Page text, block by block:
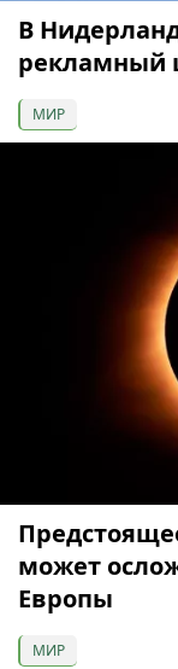
В
рекламный
МИР
может
Европы
МИР